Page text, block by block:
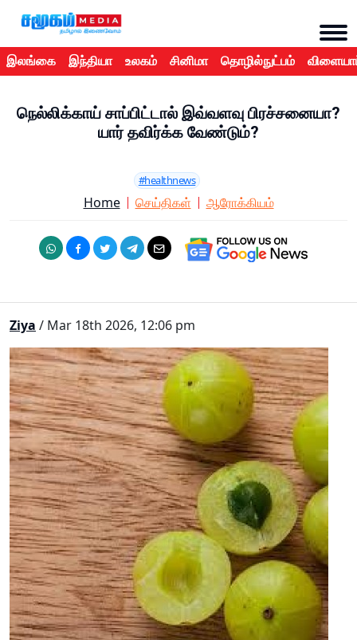
இலங்கை இந்தியா உலகம் சினிமா தொழில்நுட்பம்
நெல்லிக்காய் சாப்பிட்டால் இவ்வளவு பிரச்சனையா?
யார் தவிர்க்க வேண்டும்?
#healthnews
Home செய்திகள் ஆரோக்கியம்
Ziya / Mar 18th 2026, 12:06 pm